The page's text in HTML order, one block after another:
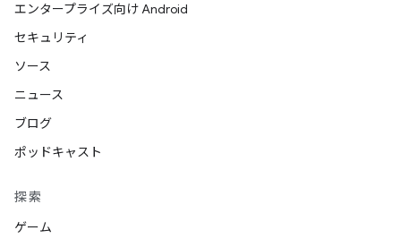
エンタープライズ向け Android
セキュリティ
ソース
ニュース
ブログ
ポッドキャスト
探索
ゲーム